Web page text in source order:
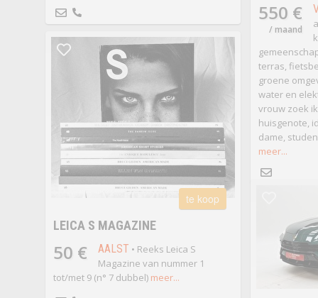
550 €
/ maand
terras,
groene
water en
vrouw zoek
huisgenote,
dame,
meer...
te koop
LEICA S MAGAZINE
50 € AALST • Reeks Leica S
Magazine van nummer 1
tot/met 9 (n° 7 dubbel) meer...